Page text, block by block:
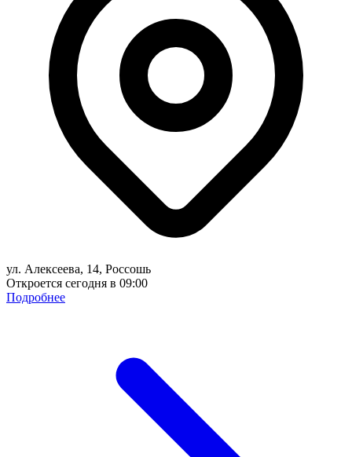
ул. Алексеева, 14, Россошь
Откроется сегодня в 09:00
Подробнее